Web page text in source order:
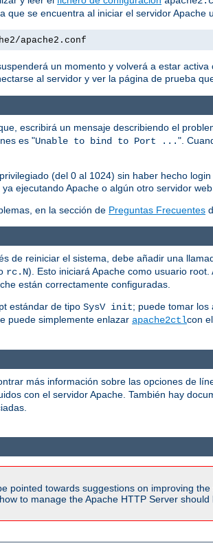
que se encuentra al iniciar el servidor
apache2.conf
un momento y volverá a estar
al servidor y ver la página de prueba
escribirá un mensaje describiendo el
es "Unable to bind to Port ...".
(del 0 al 1024) sin haber hecho
ejecutando Apache o algún otro servidor
en la sección de Preguntas Frecuentes
de reiniciar el sistema, debe añadir una
rc.N). Esto iniciará Apache como usuario
están correctamente configuradas.
estándar de tipo SysV init; puede tomar los
puede simplemente enlazar apache2ctlcon
más información sobre las opciones de
con el servidor Apache. También hay
pointed towards suggestions on improving
to manage the Apache HTTP Server